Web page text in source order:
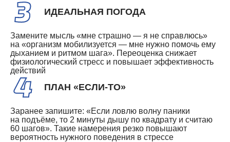
ИДЕАЛЬНАЯ ПОГОДА
Замените мысль «мне страшно — я не справлюсь»
на «организм мобилизуется — мне нужно помочь ему
дыханием и ритмом шага». Переоценка снижает
физиологический стресс и повышает эффективность
действий
ПЛАН «ЕСЛИ-ТО»
Заранее запишите: «Если ловлю волну паники
на подъёме, то 2 минуты дышу по квадрату и считаю
60 шагов». Такие намерения резко повышают
вероятность нужного поведения в стрессе